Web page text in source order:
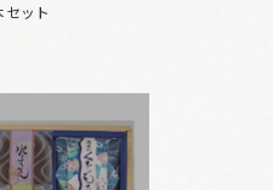
ット